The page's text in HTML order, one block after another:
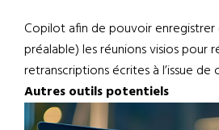
Copilot afin de pouvoir
préalable) les réunions visios pour
retranscriptions écrites à l’issue de
Autres outils potentiels